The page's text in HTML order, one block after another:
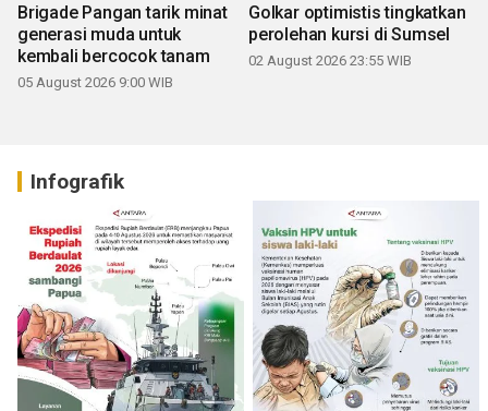
Brigade Pangan tarik minat
generasi muda untuk
kembali bercocok tanam
05 August 2026 9:00 WIB
Golkar optimistis tingkatkan
perolehan kursi di Sumsel
02 August 2026 23:55 WIB
Infografik